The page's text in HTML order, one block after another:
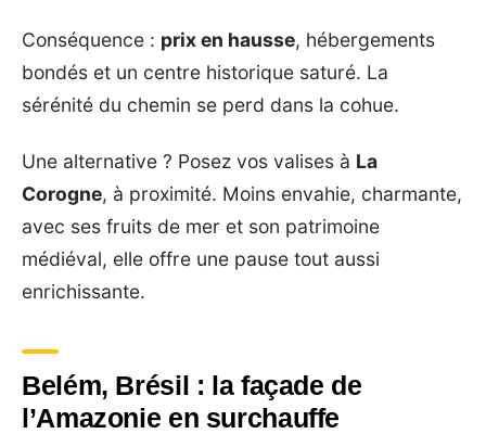
Conséquence : prix en hausse, hébergements
bondés et un centre historique saturé. La
sérénité du chemin se perd dans la cohue.
Une alternative ? Posez vos valises à La
Corogne, à proximité. Moins envahie, charmante,
avec ses fruits de mer et son patrimoine
médiéval, elle offre une pause tout aussi
enrichissante.
Belém, Brésil : la façade de
l’Amazonie en surchauffe